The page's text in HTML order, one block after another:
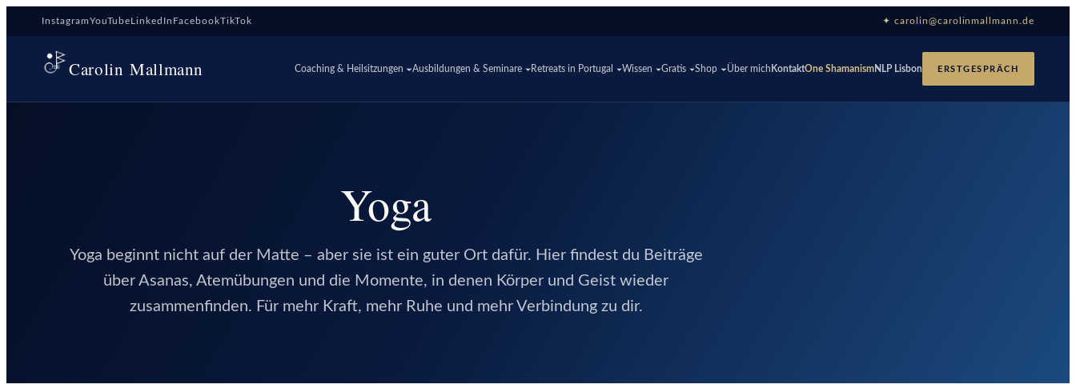
Inhalt
springen
InstagramYouTubeLinkedIn FacebookTikTok ✦ carolin@carolinmallmann.de
Carolin Mallmann Coaching & Heilsitzungen Ausbildungen & Seminare Retreats in Portugal Wissen Gratis Shop Über mich KontaktOne ShamanismNLP Lisbon ERSTGESPRÄCH
Yoga
Yoga beginnt nicht auf der Matte – aber sie ist ein guter Ort dafür. Hier findest du Beiträge
über Asanas, Atemübungen und die Momente, in denen Körper und Geist wieder
zusammenfinden. Für mehr Kraft, mehr Ruhe und mehr Verbindung zu dir.